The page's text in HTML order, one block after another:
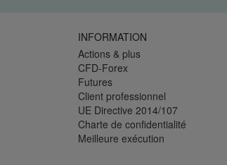
INFORMATION
Actions & plus
CFD-Forex
Futures
Client professionnel
UE Directive 2014/107
Charte de confidentialité
Meilleure exécution